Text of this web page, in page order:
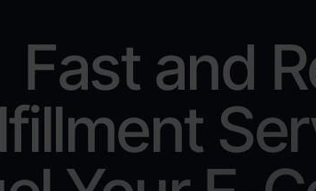
Fast and